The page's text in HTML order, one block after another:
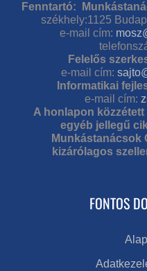
Fenntartó:
székhely:1125
e-mail cím:
Felelős
e-mail cím:
Informatikai
e-mail cím:
A honlapon
egyéb jellegű
Munkástanácsok
kizárólagos
FONTOS